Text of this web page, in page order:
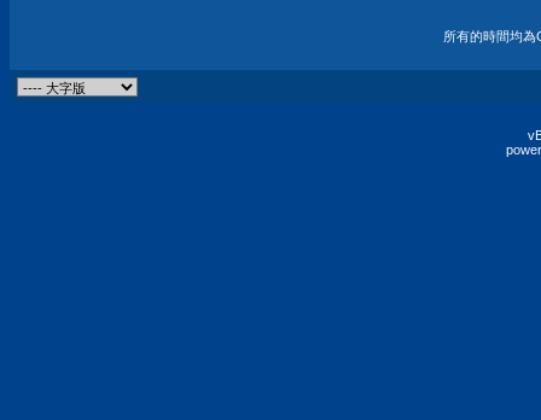
所有的時間均為